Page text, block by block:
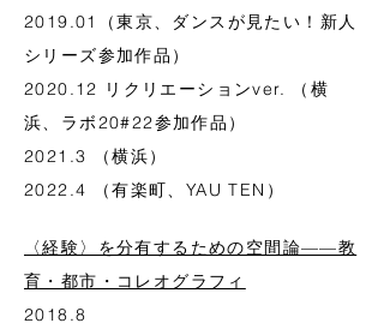
2019.01（東京、ダンスが見たい！新人
シリーズ参加作品）
2020.12 リクリエーションver. （横
浜、ラボ20#22参加作品）
2021.3 （横浜）
2022.4 （有楽町、YAU TEN）
〈経験〉を分有するための空間論——教
育・都市・コレオグラフィ
2018.8